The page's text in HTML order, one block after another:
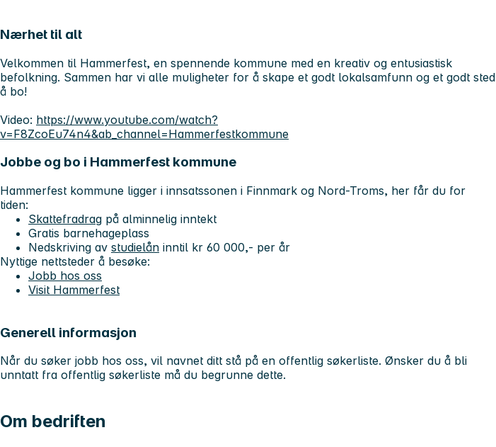
Nærhet til alt
Velkommen til Hammerfest, en spennende kommune med en kreativ og entusiastisk
befolkning. Sammen har vi alle muligheter for å skape et godt lokalsamfunn og et godt sted
å bo!
Video: https://www.youtube.com/watch?
v=F8ZcoEu74n4&ab_channel=Hammerfestkommune
Jobbe og bo i Hammerfest kommune
Hammerfest kommune ligger i innsatssonen i Finnmark og Nord-Troms, her får du for
tiden:
Skattefradrag på alminnelig inntekt
Gratis barnehageplass
Nedskriving av studielån inntil kr 60 000,- per år
Nyttige nettsteder å besøke:
Jobb hos oss
Visit Hammerfest
Generell informasjon
Når du søker jobb hos oss, vil navnet ditt stå på en offentlig søkerliste. Ønsker du å bli
unntatt fra offentlig søkerliste må du begrunne dette.
Om bedriften